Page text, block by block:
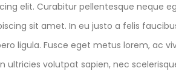
elit. Curabitur pellentesque neque
sit amet. In eu justo a felis
ligula. Fusce eget metus lorem, ac
ultricies volutpat sapien, nec